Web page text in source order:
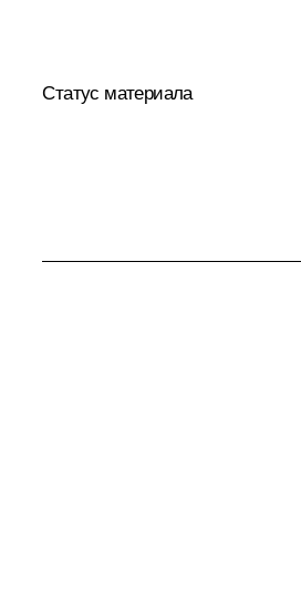
Статус материала